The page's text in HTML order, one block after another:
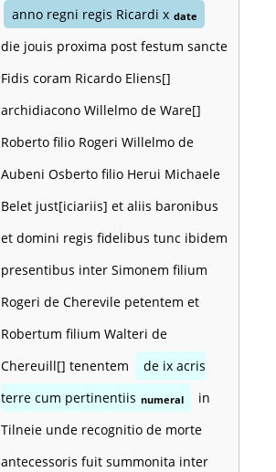
anno regni regis Ricardi x date
die jouis proxima post festum sancte
Fidis coram Ricardo Eliens[]
archidiacono Willelmo de Ware[]
Roberto filio Rogeri Willelmo de
Aubeni Osberto filio Herui Michaele
Belet just[iciariis] et aliis baronibus
et domini regis fidelibus tunc ibidem
presentibus inter Simonem filium
Rogeri de Cherevile petentem et
Robertum filium Walteri de
Chereuill[] tenentem
de ix acris
terre cum pertinentiis numeral
in
Tilneie unde recognitio de morte
antecessoris fuit summonita inter